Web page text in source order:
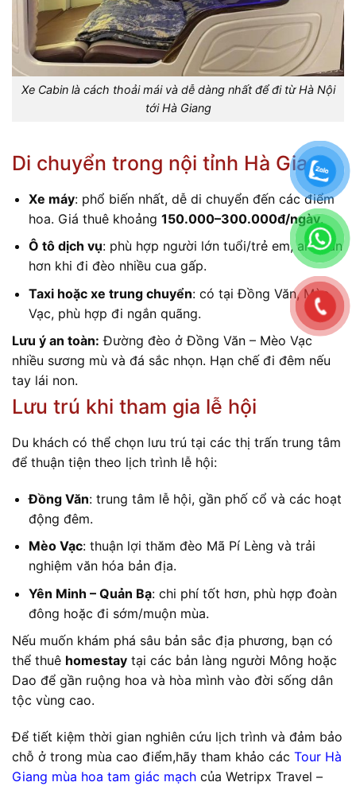
Xe Cabin là cách thoải mái và dễ dàng nhất để đi từ Hà Nội
tới Hà Giang
Di chuyển trong nội tỉnh Hà Giang
Xe máy: phổ biến nhất, dễ di chuyển đến các điểm
hoa. Giá thuê khoảng 150.000–300.000đ/ngày.
Ô tô dịch vụ: phù hợp người lớn tuổi/trẻ em, an toàn
hơn khi đi đèo nhiều cua gấp.
Taxi hoặc xe trung chuyển: có tại Đồng Văn, Mèo
Vạc, phù hợp đi ngắn quãng.
Lưu ý an toàn: Đường đèo ở Đồng Văn – Mèo Vạc
nhiều sương mù và đá sắc nhọn. Hạn chế đi đêm nếu
tay lái non.
Lưu trú khi tham gia lễ hội
Du khách có thể chọn lưu trú tại các thị trấn trung tâm
để thuận tiện theo lịch trình lễ hội:
Đồng Văn: trung tâm lễ hội, gần phố cổ và các hoạt
động đêm.
Mèo Vạc: thuận lợi thăm đèo Mã Pí Lèng và trải
nghiệm văn hóa bản địa.
Yên Minh – Quản Bạ: chi phí tốt hơn, phù hợp đoàn
đông hoặc đi sớm/muộn mùa.
Nếu muốn khám phá sâu bản sắc địa phương, bạn có
thể thuê homestay tại các bản làng người Mông hoặc
Dao để gần ruộng hoa và hòa mình vào đời sống dân
tộc vùng cao.
Để tiết kiệm thời gian nghiên cứu lịch trình và đảm bảo
chỗ ở trong mùa cao điểm,hãy tham khảo các Tour Hà
Giang mùa hoa tam giác mạch của Wetripx Travel –